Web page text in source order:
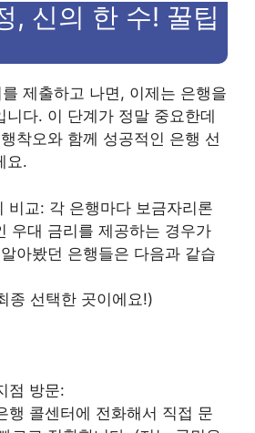
, 신의 한 수! 꿀팁
제출하고 나면, 이제는 은행을
니다. 이 단계가 정말 중요한데
착오와 함께 성공적인 은행 선
요.
비교: 각 은행마다 보금자리론
우대 금리를 제공하는 경우가
아봤던 은행들은 다음과 같습
종 선택한 곳이에요!)
점 방문:
행 콜센터에 전화해서 직접 문